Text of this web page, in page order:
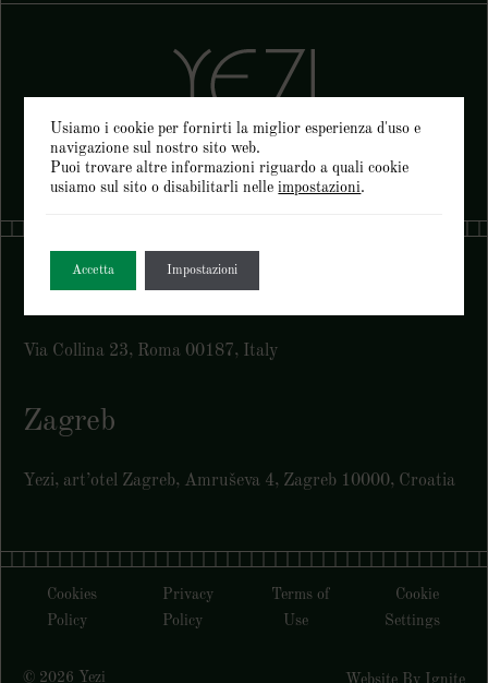
Rome
Via Collina 23, Roma 00187, Italy
Zagreb
Yezi, art’otel Zagreb, Amruševa 4, Zagreb 10000, Croatia
© 2026 Yezi
Cookies
Policy
Privacy
Policy
Terms of
Use
Cookie
Settings
Website By Ignite
Usiamo i cookie per fornirti la miglior esperienza d'uso e
navigazione sul nostro sito web.
Puoi trovare altre informazioni riguardo a quali cookie
usiamo sul sito o disabilitarli nelleimpostazioni.
Accetta Impostazioni